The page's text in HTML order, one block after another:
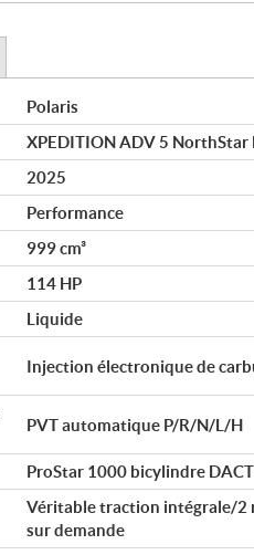
Polaris
XPEDITION ADV 5 NorthStar
2025
Performance
999 cm³
114 HP
Liquide
Injection électronique de
PVT automatique P/R/N/L/H
ProStar 1000 bicylindre
Véritable traction intégrale/2
sur demande